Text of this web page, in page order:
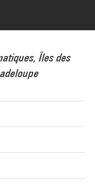
Îles des
Georges Meguerditchian/Dist.